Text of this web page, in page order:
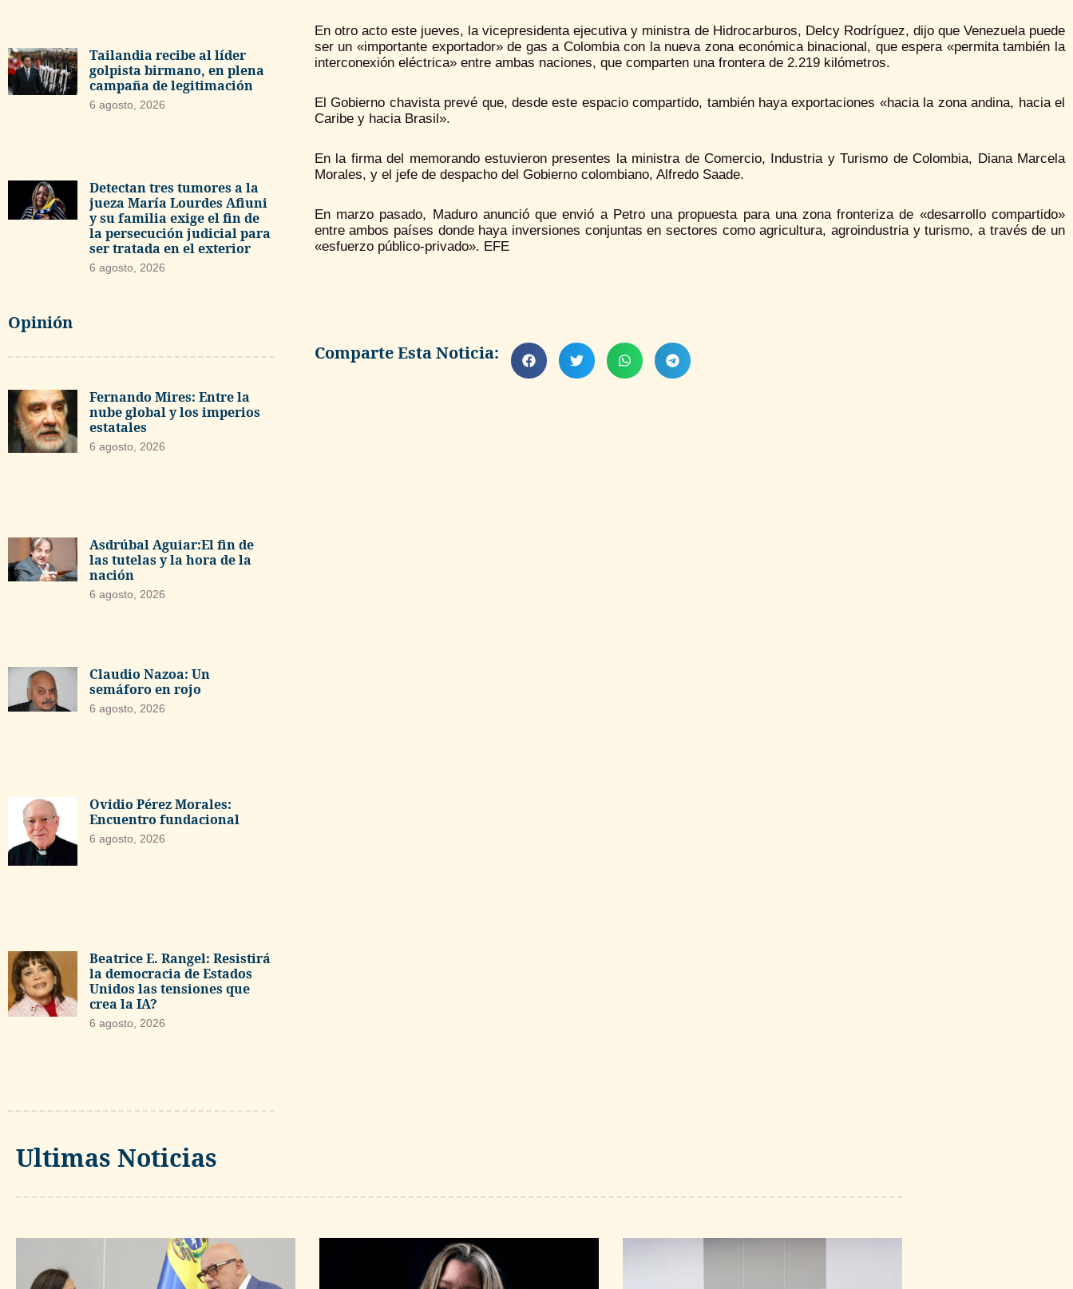
Tailandia recibe al líder
golpista birmano, en plena
campaña de legitimación
6 agosto, 2026
Detectan tres tumores a la
jueza María Lourdes Afiuni
y su familia exige el fin de
la persecución judicial para
ser tratada en el exterior
6 agosto, 2026
Opinión
Fernando Mires: Entre la
nube global y los imperios
estatales
6 agosto, 2026
Asdrúbal Aguiar:El fin de
las tutelas y la hora de la
nación
6 agosto, 2026
Claudio Nazoa: Un
semáforo en rojo
6 agosto, 2026
Ovidio Pérez Morales:
Encuentro fundacional
6 agosto, 2026
Beatrice E. Rangel: Resistirá
la democracia de Estados
Unidos las tensiones que
crea la IA?
6 agosto, 2026
En otro acto este jueves, la vicepresidenta ejecutiva y ministra de Hidrocarburos, Delcy Rodríguez, dijo que Venezuela puede
ser un «importante exportador» de gas a Colombia con la nueva zona económica binacional, que espera «permita también la
interconexión eléctrica» entre ambas naciones, que comparten una frontera de 2.219 kilómetros.
El Gobierno chavista prevé que, desde este espacio compartido, también haya exportaciones «hacia la zona andina, hacia el
Caribe y hacia Brasil».
En la firma del memorando estuvieron presentes la ministra de Comercio, Industria y Turismo de Colombia, Diana Marcela
Morales, y el jefe de despacho del Gobierno colombiano, Alfredo Saade.
En marzo pasado, Maduro anunció que envió a Petro una propuesta para una zona fronteriza de «desarrollo compartido»
entre ambos países donde haya inversiones conjuntas en sectores como agricultura, agroindustria y turismo, a través de un
«esfuerzo público-privado». EFE
Comparte Esta Noticia:
Ultimas Noticias